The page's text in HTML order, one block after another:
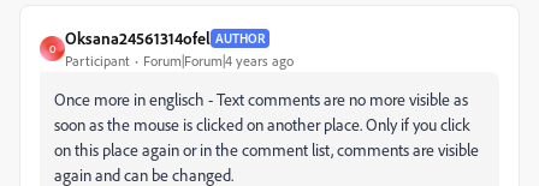
O
Oksana24561314ofel AUTHOR
Participant Forum|Forum|4 years ago
Once more in englisch - Text comments are no more visible as
soon as the mouse is clicked on another place. Only if you click
on this place again or in the comment list, comments are visible
again and can be changed.